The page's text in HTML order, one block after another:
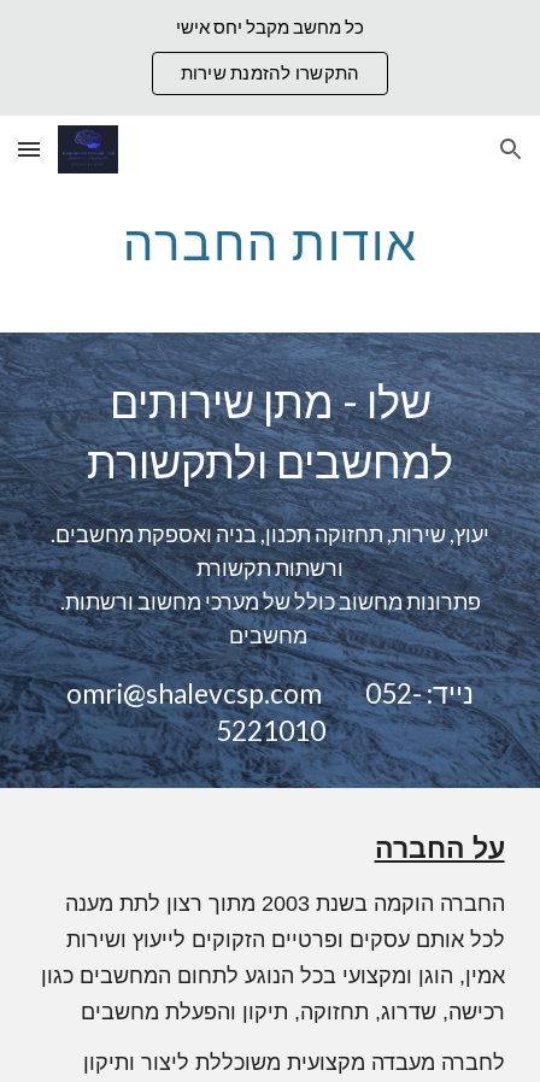
כל מחשב מקבל יחס אישי
התקשרו להזמנת שירות
אודות החברה
שלו - מתן שירותים
למחשבים ולתקשורת
.יעוץ, שירות, תחזוקה תכנון, בניה ואספקת מחשבים
ורשתות תקשורת
.פתרונות מחשוב כולל של מערכי מחשוב ורשתות
מחשבים
omri@shalevcsp.com נייד:052-
5221010
על החברה
החברה הוקמה בשנת 2003 מתוך רצון לתת מענה
לכל אותם עסקים ופרטיים הזקוקים לייעוץ ושירות
אמין, הוגן ומקצועי בכל הנוגע לתחום המחשבים כגון
רכישה, שדרוג, תחזוקה, תיקון והפעלת מחשבים
לחברה מעבדה מקצועית משוכללת ליצור ותיקון